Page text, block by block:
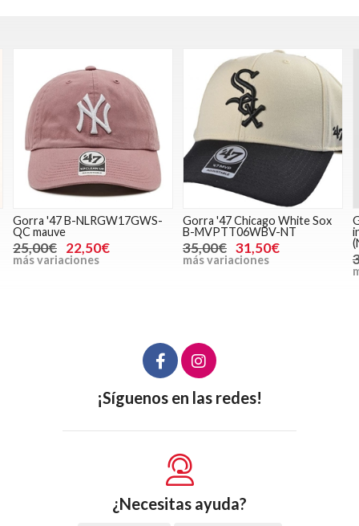
Gorra '47 B-NLRGW17GWS-
QC mauve
25,00€ 22,50€
más variaciones
Gorra '47 Chicago White Sox
B-MVPTT06WBV-NT
35,00€ 31,50€
más variaciones
¡Síguenos en las redes!
¿Necesitas ayuda?